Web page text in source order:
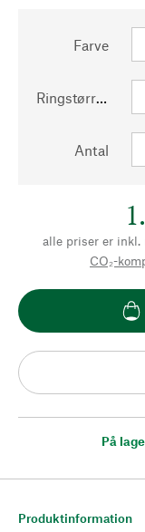
Farve
Antal
alle priser er inkl.
CO₂-
På
Produktinformation